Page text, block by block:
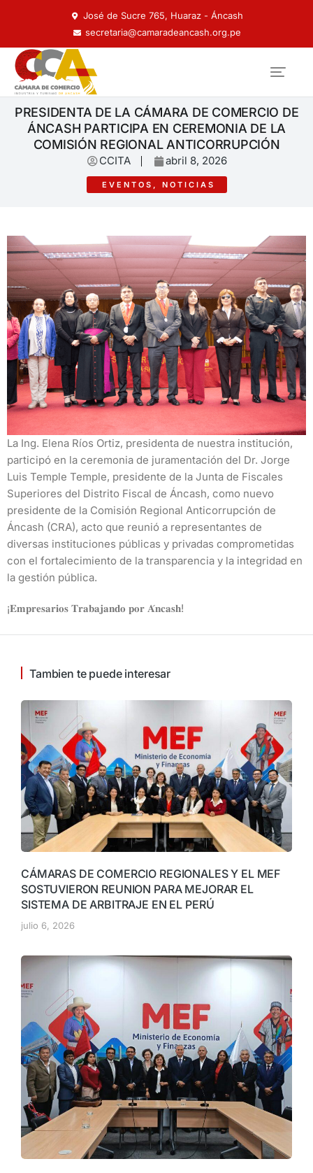
José de Sucre 765, Huaraz - Áncash
secretaria@camaradeancash.org.pe
PRESIDENTA DE LA CÁMARA DE COMERCIO DE
ÁNCASH PARTICIPA EN CEREMONIA DE LA
COMISIÓN REGIONAL ANTICORRUPCIÓN
CCITA abril 8, 2026
EVENTOS , NOTICIAS
La Ing. Elena Ríos Ortiz, presidenta de nuestra institución,
participó en la ceremonia de juramentación del Dr. Jorge
Luis Temple Temple, presidente de la Junta de Fiscales
Superiores del Distrito Fiscal de Áncash, como nuevo
presidente de la Comisión Regional Anticorrupción de
Áncash (CRA), acto que reunió a representantes de
diversas instituciones públicas y privadas comprometidas
con el fortalecimiento de la transparencia y la integridad en
la gestión pública.
¡𝐄𝐦𝐩𝐫𝐞𝐬𝐚𝐫𝐢𝐨𝐬 𝐓𝐫𝐚𝐛𝐚𝐣𝐚𝐧𝐝𝐨 𝐩𝐨𝐫 𝐀́𝐧𝐜𝐚𝐬𝐡!
Tambien te puede interesar
CÁMARAS DE COMERCIO REGIONALES Y EL MEF
SOSTUVIERON REUNION PARA MEJORAR EL
SISTEMA DE ARBITRAJE EN EL PERÚ
julio 6, 2026